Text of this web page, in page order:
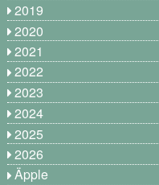
2019
2020
2021
2022
2023
2024
2025
2026
Äpple